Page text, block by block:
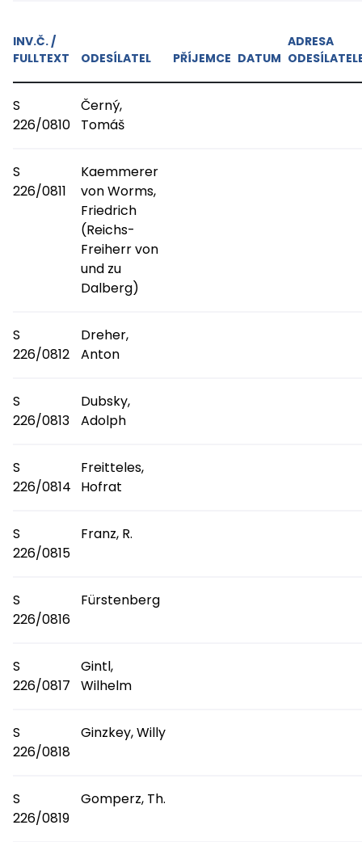
INV.Č. /
FULLTEXT
ODESÍLATEL PŘÍJEMCE DATUM
ADRESA
S
226/0810
Černý,
Tomáš
S
226/0811
Kaemmerer
von Worms,
Friedrich
(Reichs-
Freiherr von
und zu
Dalberg)
S
226/0812
Dreher,
Anton
S
226/0813
Dubsky,
Adolph
S
226/0814
Freitteles,
Hofrat
S
226/0815
Franz, R.
S
226/0816
Fürstenberg
S
226/0817
Gintl,
Wilhelm
S
226/0818
Ginzkey, Willy
S
226/0819
Gomperz, Th.